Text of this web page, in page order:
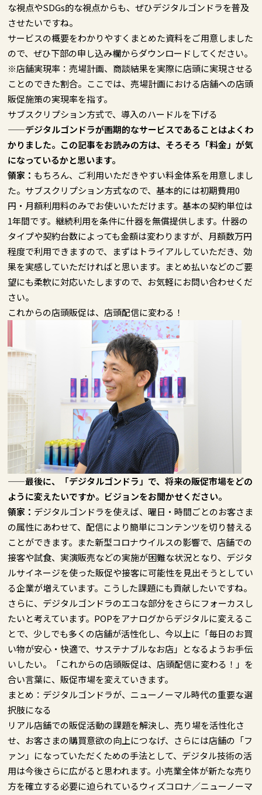
な視点やSDGs的な視点からも、ぜひデジタルゴンドラを普及
させたいですね。
サービスの概要をわかりやすくまとめた資料をご用意しました
ので、ぜひ下部の申し込み欄からダウンロードしてください。
※店舗実現率：売場計画、商談結果を実際に店頭に実現させる
ことのできた割合。ここでは、売場計画における店舗への店頭
販促施策の実現率を指す。
サブスクリプション方式で、導入のハードルを下げる
——デジタルゴンドラが画期的なサービスであることはよくわ
かりました。この記事をお読みの方は、そろそろ「料金」が気
になっているかと思います。
領家： もちろん、ご利用いただきやすい料金体系を用意しまし
た。サブスクリプション方式なので、基本的には初期費用0
円・月額利用料のみでお使いいただけます。基本の契約単位は
1年間です。継続利用を条件に什器を無償提供します。什器の
タイプや契約台数によっても金額は変わりますが、月額数万円
程度で利用できますので、まずはトライアルしていただき、効
果を実感していただければと思います。まとめ払いなどのご要
望にも柔軟に対応いたしますので、お気軽にお問い合わせくだ
さい。
これからの店頭販促は、店頭配信に変わる！
——最後に、「デジタルゴンドラ」で、将来の販促市場をどの
ように変えたいですか。ビジョンをお聞かせください。
領家： デジタルゴンドラを使えば、曜日・時間ごとのお客さま
の属性にあわせて、配信により簡単にコンテンツを切り替える
ことができます。また新型コロナウイルスの影響で、店舗での
接客や試食、実演販売などの実施が困難な状況となり、デジタ
ルサイネージを使った販促や接客に可能性を見出そうとしてい
る企業が増えています。こうした課題にも貢献したいですね。
さらに、デジタルゴンドラのエコな部分をさらにフォーカスし
たいと考えています。POPをアナログからデジタルに変えるこ
とで、少しでも多くの店舗が活性化し、今以上に「毎日のお買
い物が安心・快適で、サステナブルなお店」となるようお手伝
いしたい。「これからの店頭販促は、店頭配信に変わる！」を
合い言葉に、販促市場を変えていきます。
まとめ：デジタルゴンドラが、ニューノーマル時代の重要な選
択肢になる
リアル店舗での販促活動の課題を解決し、売り場を活性化さ
せ、お客さまの購買意欲の向上につなげ、さらには店舗の「フ
ァン」になっていただくための手法として、デジタル技術の活
用は今後さらに広がると思われます。小売業全体が新たな売り
方を確立する必要に迫られているウィズコロナ／ニューノーマ